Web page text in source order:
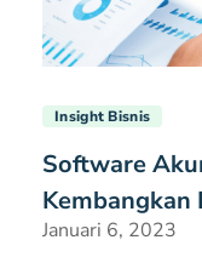
Insight Bisnis
Software
Kembangkan
Januari 6, 2023